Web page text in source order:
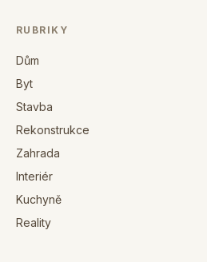
RUBRIKY
Dům
Byt
Stavba
Rekonstrukce
Zahrada
Interiér
Kuchyně
Reality